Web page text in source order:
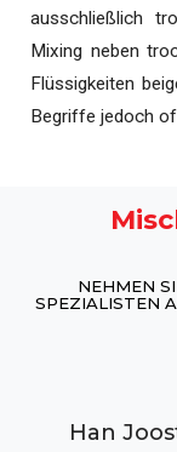
ausschließlich
Mixing neben
Flüssigkeiten
Begriffe jedoch
NEHMEN
SPEZIALISTEN
Han